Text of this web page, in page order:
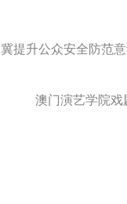
卫生局举行“夏日意外预防及紧急处置”新闻发布会 冀提升公众安全
澳门演艺学院戏